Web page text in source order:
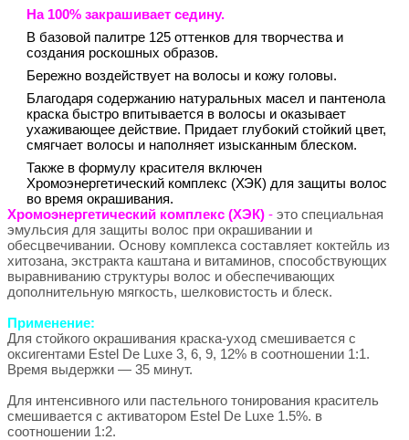
На 100% закрашивает седину.
В базовой палитре 125 оттенков для творчества и
создания роскошных образов.
Бережно воздействует на волосы и кожу головы.
Благодаря содержанию натуральных масел и пантенола
краска быстро впитывается в волосы и оказывает
ухаживающее действие. Придает глубокий стойкий цвет,
смягчает волосы и наполняет изысканным блеском.
Также в формулу красителя включен
Хромоэнергетический комплекс (ХЭК) для защиты волос
во время окрашивания.
Хромоэнергетический комплекс (ХЭК) - это специальная
эмульсия для защиты волос при окрашивании и
обесцвечивании. Основу комплекса составляет коктейль из
хитозана, экстракта каштана и витаминов, способствующих
выравниванию структуры волос и обеспечивающих
дополнительную мягкость, шелковистость и блеск.
Применение:
Для стойкого окрашивания краска-уход смешивается с
оксигентами Estel De Luxe 3, 6, 9, 12% в соотношении 1:1.
Время выдержки — 35 минут.
Для интенсивного или пастельного тонирования краситель
смешивается с активатором Estel De Luxe 1.5%. в
соотношении 1:2.